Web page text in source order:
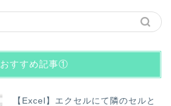
おすすめ記事①
【Excel】エクセルにて隣のセルと